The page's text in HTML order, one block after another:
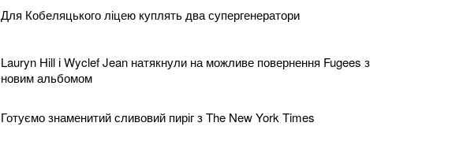
Для Кобеляцького ліцею куплять два супергенератори
Lauryn Hill і Wyclef Jean натякнули на можливе повернення Fugees з
новим альбомом
Готуємо знаменитий сливовий пиріг з The New York Times